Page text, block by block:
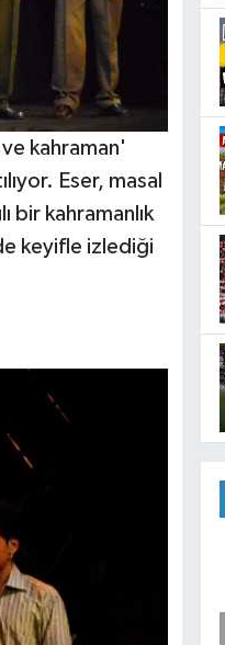
kahraman'
Eser, masal
bir kahramanlık
keyifle izlediği